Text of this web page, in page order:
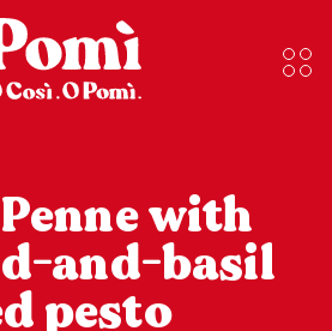
with
and-basil
pesto